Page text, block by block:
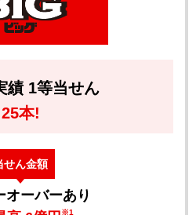
績 1等当せん
25本!
せん金額
オーバーあり
※1